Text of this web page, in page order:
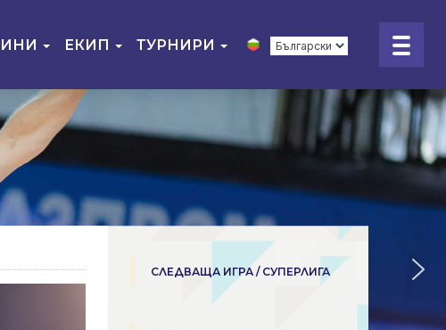
ЕКИП ТУРНИРИ
СЛЕДВАЩА ИГРА / СУПЕРЛИГА